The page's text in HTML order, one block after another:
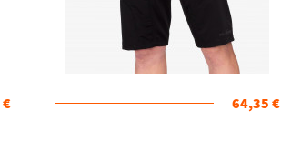
64,35 €